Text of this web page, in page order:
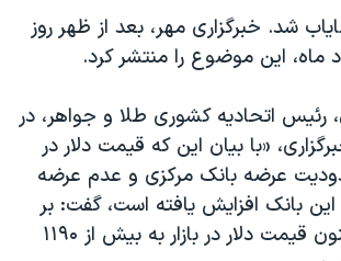
آمریکا ۲۰۲۴
آمریکا
نایاب شد. خبرگزاری مهر، بعد از ظهر روز
رئیس اتحادیه کشوری طلا و جواهر، در
«با بیان این که قیمت دلار در
عرضه بانک مرکزی و عدم عرضه
این بانک افزایش یافته است، گفت: بر
این اساس هم اکنون قیمت دلار در بازار به بیش از ۱۱۹۰